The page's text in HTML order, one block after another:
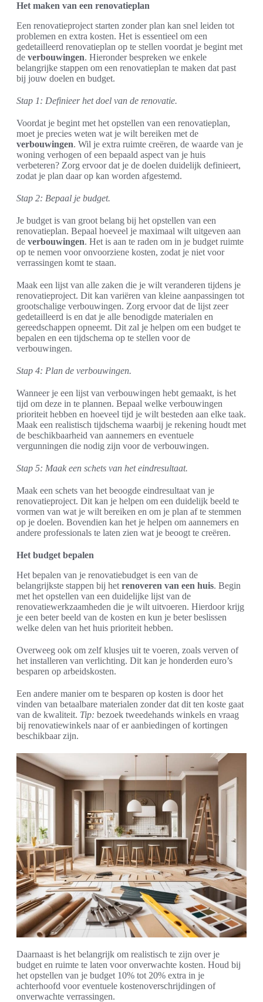
Het maken van een renovatieplan
Een renovatieproject starten zonder plan kan snel leiden tot
problemen en extra kosten. Het is essentieel om een
gedetailleerd renovatieplan op te stellen voordat je begint met
de verbouwingen. Hieronder bespreken we enkele
belangrijke stappen om een renovatieplan te maken dat past
bij jouw doelen en budget.
Stap 1: Definieer het doel van de renovatie.
Voordat je begint met het opstellen van een renovatieplan,
moet je precies weten wat je wilt bereiken met de
verbouwingen. Wil je extra ruimte creëren, de waarde van je
woning verhogen of een bepaald aspect van je huis
verbeteren? Zorg ervoor dat je de doelen duidelijk definieert,
zodat je plan daar op kan worden afgestemd.
Stap 2: Bepaal je budget.
Je budget is van groot belang bij het opstellen van een
renovatieplan. Bepaal hoeveel je maximaal wilt uitgeven aan
de verbouwingen. Het is aan te raden om in je budget ruimte
op te nemen voor onvoorziene kosten, zodat je niet voor
verrassingen komt te staan.
Maak een lijst van alle zaken die je wilt veranderen tijdens je
renovatieproject. Dit kan variëren van kleine aanpassingen tot
grootschalige verbouwingen. Zorg ervoor dat de lijst zeer
gedetailleerd is en dat je alle benodigde materialen en
gereedschappen opneemt. Dit zal je helpen om een budget te
bepalen en een tijdschema op te stellen voor de
verbouwingen.
Stap 4: Plan de verbouwingen.
Wanneer je een lijst van verbouwingen hebt gemaakt, is het
tijd om deze in te plannen. Bepaal welke verbouwingen
prioriteit hebben en hoeveel tijd je wilt besteden aan elke taak.
Maak een realistisch tijdschema waarbij je rekening houdt met
de beschikbaarheid van aannemers en eventuele
vergunningen die nodig zijn voor de verbouwingen.
Stap 5: Maak een schets van het eindresultaat.
Maak een schets van het beoogde eindresultaat van je
renovatieproject. Dit kan je helpen om een duidelijk beeld te
vormen van wat je wilt bereiken en om je plan af te stemmen
op je doelen. Bovendien kan het je helpen om aannemers en
andere professionals te laten zien wat je beoogt te creëren.
Het budget bepalen
Het bepalen van je renovatiebudget is een van de
belangrijkste stappen bij het renoveren van een huis. Begin
met het opstellen van een duidelijke lijst van de
renovatiewerkzaamheden die je wilt uitvoeren. Hierdoor krijg
je een beter beeld van de kosten en kun je beter beslissen
welke delen van het huis prioriteit hebben.
Overweeg ook om zelf klusjes uit te voeren, zoals verven of
het installeren van verlichting. Dit kan je honderden euro’s
besparen op arbeidskosten.
Een andere manier om te besparen op kosten is door het
vinden van betaalbare materialen zonder dat dit ten koste gaat
van de kwaliteit. Tip: bezoek tweedehands winkels en vraag
bij renovatiewinkels naar of er aanbiedingen of kortingen
beschikbaar zijn.
Daarnaast is het belangrijk om realistisch te zijn over je
budget en ruimte te laten voor onverwachte kosten. Houd bij
het opstellen van je budget 10% tot 20% extra in je
achterhoofd voor eventuele kostenoverschrijdingen of
onverwachte verrassingen.